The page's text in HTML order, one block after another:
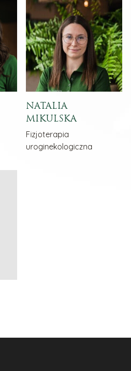
NATALIA
MIKULSKA
Fizjoterapia
uroginekologiczna